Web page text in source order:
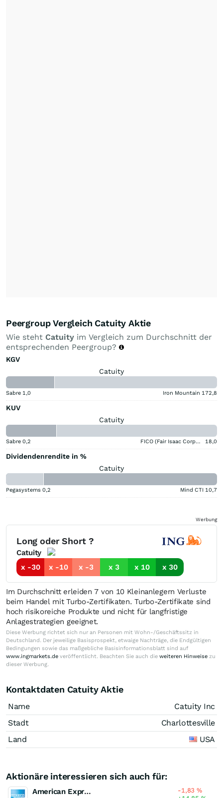
Peergroup Vergleich Catuity Aktie
Wie steht Catuity im Vergleich zum Durchschnitt der
entsprechenden Peergroup?
KGV
Catuity
Sabre 1,0 Iron Mountain 172,8
KUV
Catuity
Sabre 0,2 FICO (Fair Isaac Corporation) 18,0
Dividendenrendite in %
Catuity
Pegasystems 0,2 Mind CTI 10,7
Werbung
Long oder Short ?
Catuity
x -30
x -10 x -3 x 3 x 10 x 30
Im Durchschnitt erleiden 7 von 10 Kleinanlegern Verluste
beim Handel mit Turbo-Zertifikaten. Turbo-Zertifikate sind
hoch risikoreiche Produkte und nicht für langfristige
Anlagestrategien geeignet.
Diese Werbung richtet sich nur an Personen mit Wohn-/Geschäftssitz in
Deutschland. Der jeweilige Basisprospekt, etwaige Nachträge, die Endgültigen
Bedingungen sowie das maßgebliche Basisinformationsblatt sind auf
www.ingmarkets.de veröffentlicht. Beachten Sie auch die weiteren Hinweise zu
dieser Werbung.
Kontaktdaten Catuity Aktie
Name
Catuity Inc
Stadt
Charlottesville
Land
USA
Aktionäre interessieren sich auch für:
American Express -1,83%